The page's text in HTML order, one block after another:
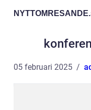
NYTTOMRESANDE.
05 februari 2025